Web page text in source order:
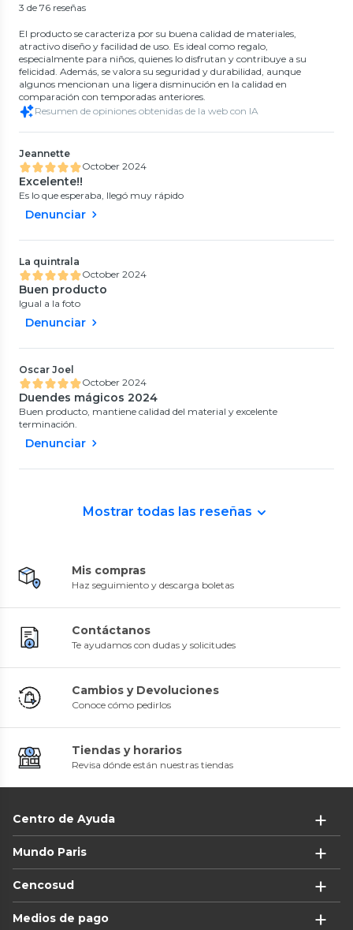
3 de 76 reseñas
El producto se caracteriza por su buena calidad de materiales,
atractivo diseño y facilidad de uso. Es ideal como regalo,
especialmente para niños, quienes lo disfrutan y contribuye a su
felicidad. Además, se valora su seguridad y durabilidad, aunque
algunos mencionan una ligera disminución en la calidad en
comparación con temporadas anteriores.
Resumen de opiniones obtenidas de la web con IA
Jeannette
October 2024
Excelente!!
Es lo que esperaba, llegó muy rápido
Denunciar
La quintrala
October 2024
Buen producto
Igual a la foto
Denunciar
Oscar Joel
October 2024
Duendes mágicos 2024
Buen producto, mantiene calidad del material y excelente
terminación.
Denunciar
Mostrar todas las reseñas
Mis compras
Haz seguimiento y descarga boletas
Contáctanos
Te ayudamos con dudas y solicitudes
Cambios y Devoluciones
Conoce cómo pedirlos
Tiendas y horarios
Revisa dónde están nuestras tiendas
Centro de Ayuda
Mundo Paris
Cencosud
Medios de pago